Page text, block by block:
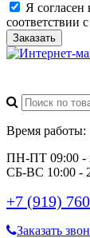
Я
соответствии
Заказать
Время работы:
ПН-ПТ 09:00 -
СБ-ВС 10:00 -
+7 (919)
Заказать